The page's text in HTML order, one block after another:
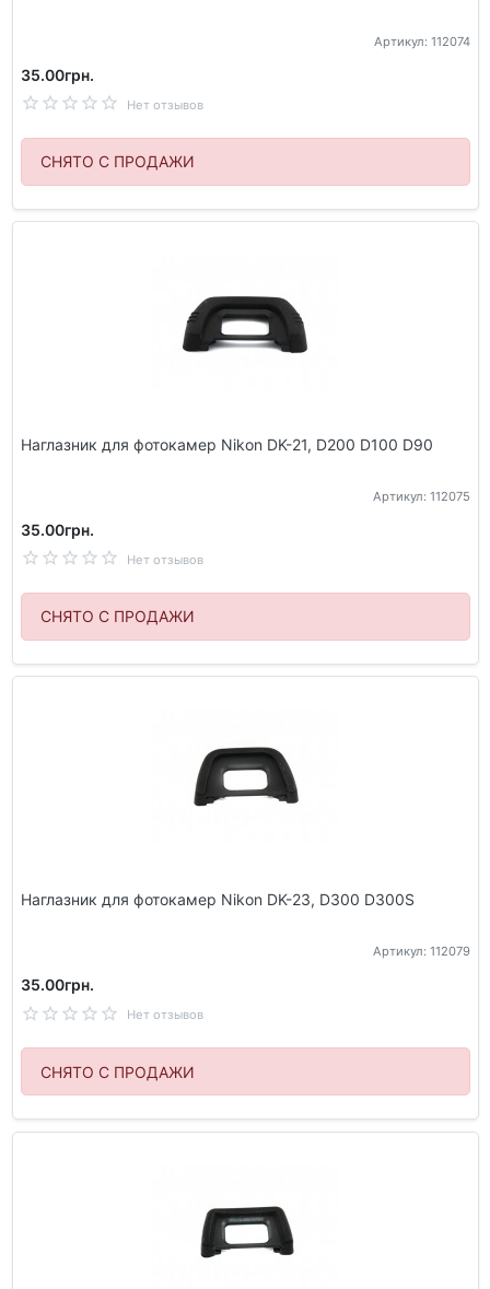
Артикул: 112074
35.00грн.
Нет отзывов
СНЯТО С ПРОДАЖИ
Наглазник для фотокамер Nikon DK-21, D200 D100 D90
Артикул: 112075
35.00грн.
Нет отзывов
СНЯТО С ПРОДАЖИ
Наглазник для фотокамер Nikon DK-23, D300 D300S
Артикул: 112079
35.00грн.
Нет отзывов
СНЯТО С ПРОДАЖИ